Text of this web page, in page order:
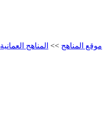
موقع المناهج >> المناهج العمانية